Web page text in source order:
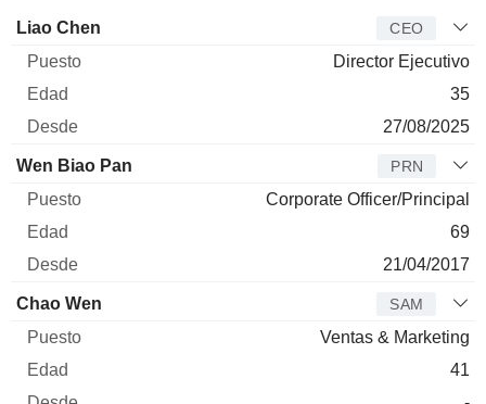
Director Puesto
Liao Chen CEO
Director Ejecutivo
35
27/08/2025
Wen Biao Pan PRN
Corporate Officer/Principal
69
21/04/2017
Chao Wen SAM
Ventas & Marketing
41